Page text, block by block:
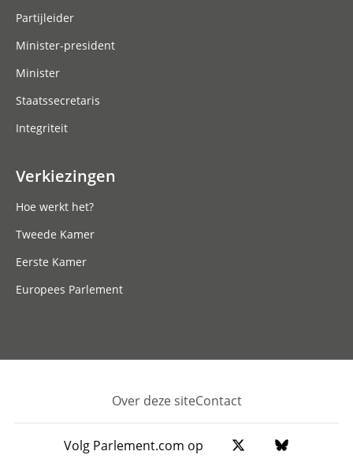
Partijleider
Minister-president
Minister
Staatssecretaris
Integriteit
Verkiezingen
Hoe werkt het?
Tweede Kamer
Eerste Kamer
Europees Parlement
Footer
Over deze siteContact
Volg Parlement.com op